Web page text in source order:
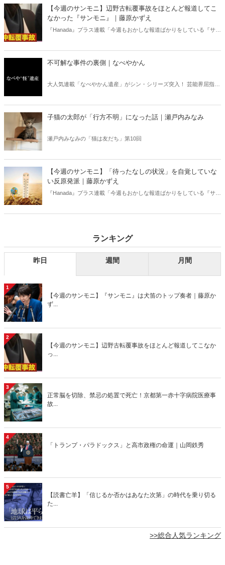
ある。元月刊『Hanada』編集部員のライター・梶原がお送りする時事
書評！
【今週のサンモニ】辺野古転覆事故をほとんど報道してこ
なかった『サンモニ』｜藤原かずえ
『Hanada』プラス連載「今週もおかしな報道ばかりをしている『サン
不可解な事件の裏側｜なべやかん
大人気連載「なべやかん遺産」がシン・シリーズ突入！ 芸能界屈指の
信じるか信じないかは、あなた次第！ 芸能ニュース
子猫の太郎が「行方不明」になった話｜瀬戸内みなみ
瀬戸内みなみの「猫は友だち」第10回
【今週のサンモニ】「待ったなしの状況」を自覚していな
い反原発派｜藤原かずえ
『Hanada』プラス連載「今週もおかしな報道ばかりをしている『サン
ランキング
昨日 週間 月間
1
【今週のサンモニ】『サンモニ』は犬笛のトップ奏者｜藤原か
ず...
2
【今週のサンモニ】辺野古転覆事故をほとんど報道してこなか
っ...
3
正常脳を切除、禁忌の処置で死亡！京都第一赤十字病院医療事
故...
4
「トランプ・パラドックス」と高市政権の命運｜山岡鉄秀
5
【読書亡羊】「信じるか否かはあなた次第」の時代を乗り切る
た...
>>総合人気ランキング